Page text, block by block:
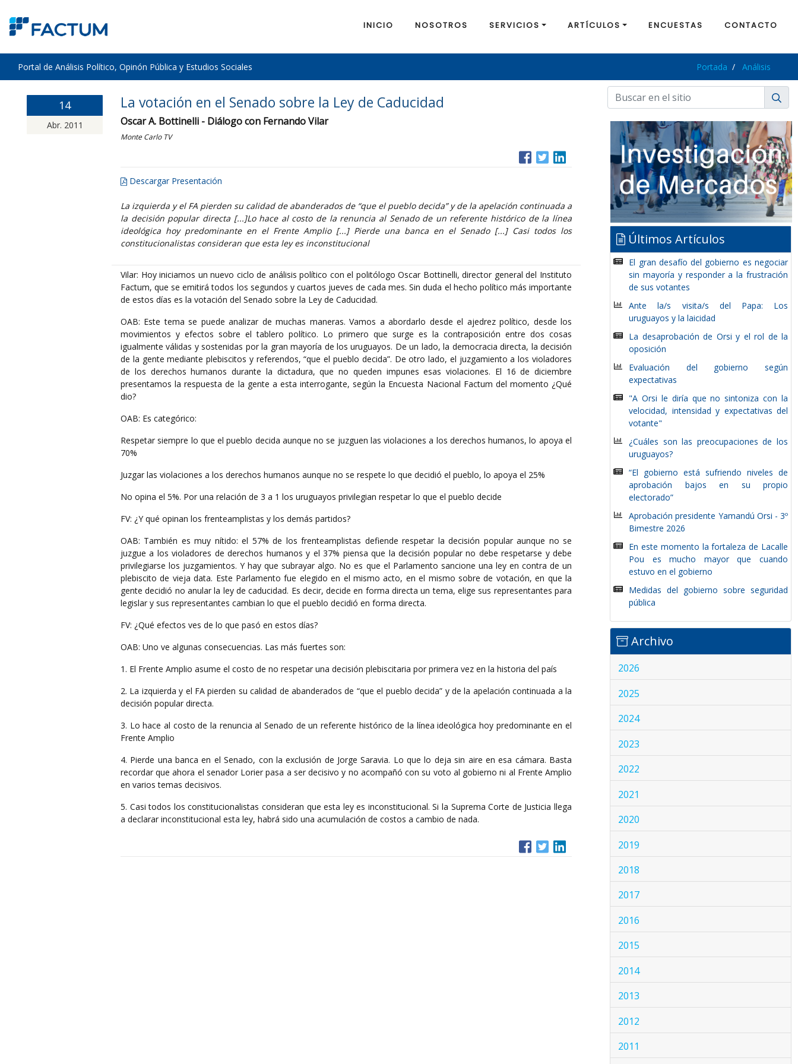
INICIO NOSOTROS SERVICIOS ARTÍCULOS ENCUESTAS CONTACTO
Portal de Análisis Político, Opinón Pública y Estudios Sociales Portada Análisis
14
Abr. 2011
La votación en el Senado sobre la Ley de Caducidad
Oscar A. Bottinelli - Diálogo con Fernando Vilar
Monte Carlo TV
Descargar Presentación
La izquierda y el FA pierden su calidad de abanderados de “que el pueblo decida” y de la apelación continuada a
la decisión popular directa [...]Lo hace al costo de la renuncia al Senado de un referente histórico de la línea
ideológica hoy predominante en el Frente Amplio [...] Pierde una banca en el Senado [...] Casi todos los
constitucionalistas consideran que esta ley es inconstitucional
Vilar: Hoy iniciamos un nuevo ciclo de análisis político con el politólogo Oscar Bottinelli, director general del Instituto
Factum, que se emitirá todos los segundos y cuartos jueves de cada mes. Sin duda el hecho político más importante
de estos días es la votación del Senado sobre la Ley de Caducidad.
OAB: Este tema se puede analizar de muchas maneras. Vamos a abordarlo desde el ajedrez político, desde los
movimientos y efectos sobre el tablero político. Lo primero que surge es la contraposición entre dos cosas
igualmente válidas y sostenidas por la gran mayoría de los uruguayos. De un lado, la democracia directa, la decisión
de la gente mediante plebiscitos y referendos, “que el pueblo decida”. De otro lado, el juzgamiento a los violadores
de los derechos humanos durante la dictadura, que no queden impunes esas violaciones. El 16 de diciembre
presentamos la respuesta de la gente a esta interrogante, según la Encuesta Nacional Factum del momento ¿Qué
dio?
OAB: Es categórico:
Respetar siempre lo que el pueblo decida aunque no se juzguen las violaciones a los derechos humanos, lo apoya el
70%
Juzgar las violaciones a los derechos humanos aunque no se respete lo que decidió el pueblo, lo apoya el 25%
No opina el 5%. Por una relación de 3 a 1 los uruguayos privilegian respetar lo que el pueblo decide
FV: ¿Y qué opinan los frenteamplistas y los demás partidos?
OAB: También es muy nítido: el 57% de los frenteamplistas defiende respetar la decisión popular aunque no se
juzgue a los violadores de derechos humanos y el 37% piensa que la decisión popular no debe respetarse y debe
privilegiarse los juzgamientos. Y hay que subrayar algo. No es que el Parlamento sancione una ley en contra de un
plebiscito de vieja data. Este Parlamento fue elegido en el mismo acto, en el mismo sobre de votación, en que la
gente decidió no anular la ley de caducidad. Es decir, decide en forma directa un tema, elige sus representantes para
legislar y sus representantes cambian lo que el pueblo decidió en forma directa.
FV: ¿Qué efectos ves de lo que pasó en estos días?
OAB: Uno ve algunas consecuencias. Las más fuertes son:
1. El Frente Amplio asume el costo de no respetar una decisión plebiscitaria por primera vez en la historia del país
2. La izquierda y el FA pierden su calidad de abanderados de “que el pueblo decida” y de la apelación continuada a la
decisión popular directa.
3. Lo hace al costo de la renuncia al Senado de un referente histórico de la línea ideológica hoy predominante en el
Frente Amplio
4. Pierde una banca en el Senado, con la exclusión de Jorge Saravia. Lo que lo deja sin aire en esa cámara. Basta
recordar que ahora el senador Lorier pasa a ser decisivo y no acompañó con su voto al gobierno ni al Frente Amplio
en varios temas decisivos.
5. Casi todos los constitucionalistas consideran que esta ley es inconstitucional. Si la Suprema Corte de Justicia llega
a declarar inconstitucional esta ley, habrá sido una acumulación de costos a cambio de nada.
Últimos Artículos
El gran desafío del gobierno es negociar
sin mayoría y responder a la frustración
de sus votantes
Ante la/s visita/s del Papa: Los
uruguayos y la laicidad
La desaprobación de Orsi y el rol de la
oposición
Evaluación del gobierno según
expectativas
"A Orsi le diría que no sintoniza con la
velocidad, intensidad y expectativas del
votante"
¿Cuáles son las preocupaciones de los
uruguayos?
“El gobierno está sufriendo niveles de
aprobación bajos en su propio
electorado”
Aprobación presidente Yamandú Orsi - 3º
Bimestre 2026
En este momento la fortaleza de Lacalle
Pou es mucho mayor que cuando
estuvo en el gobierno
Medidas del gobierno sobre seguridad
pública
Archivo
2026
2025
2024
2023
2022
2021
2020
2019
2018
2017
2016
2015
2014
2013
2012
2011